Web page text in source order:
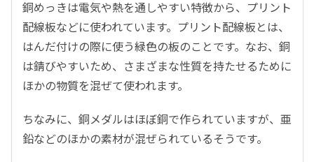
銅めっきは電気や熱を通しやすい特徴から、プリント
配線板などに使われています。プリント配線板とは、
はんだ付けの際に使う緑色の板のことです。なお、銅
は錆びやすいため、さまざまな性質を持たせるために
ほかの物質を混ぜて使われます。
ちなみに、銅メダルはほぼ銅で作られていますが、亜
鉛などのほかの素材が混ぜられているそうです。